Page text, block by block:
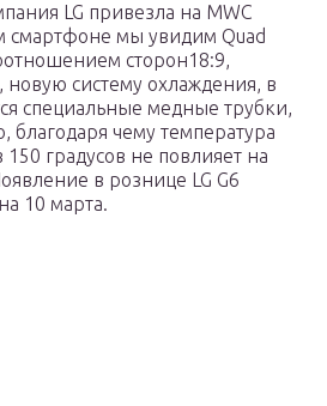
LG привезла на MWC
смартфоне мы увидим Quad
сторон18:9,
новую систему охлаждения, в
специальные медные трубки,
благодаря чему температура
градусов не повлияет на
в рознице LG G6
10 марта.